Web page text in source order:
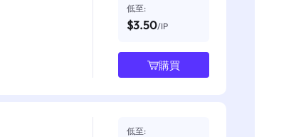
低至:
$3.50/IP
購買
低至: